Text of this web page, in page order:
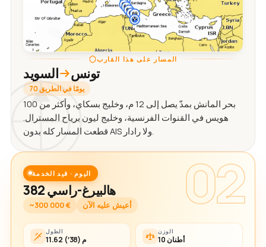
المسار على هذا القارب
السويد تونس
70 يومًا في الطريق
بحر المانش بمدّ يصل إلى 12 م، وخليج بسكاي، وأكثر من 100
هويس في القنوات الفرنسية، وخليج ليون برياح المسترال.
02 اليوم · قيد الخدمة
هالبيرغ-راسي 382
~300 000 € أعيش عليه الآن
الطول
11.62 م (38′)
الوزن
10 أطنان